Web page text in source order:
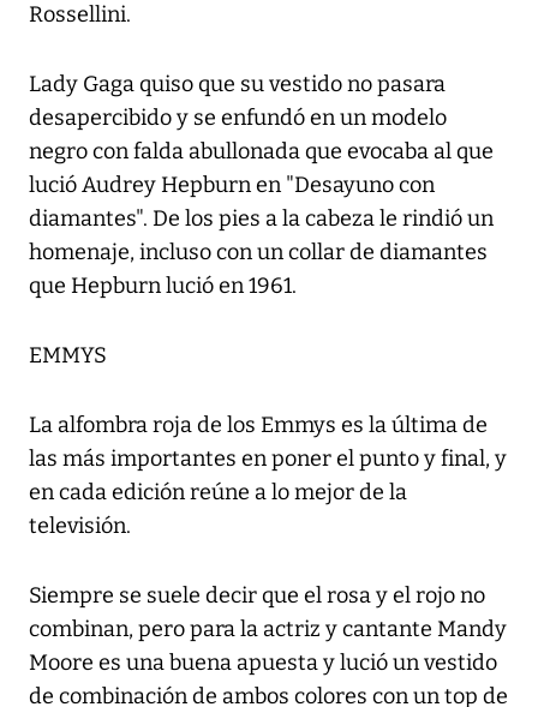
Rossellini.
Lady Gaga quiso que su vestido no pasara
desapercibido y se enfundó en un modelo
negro con falda abullonada que evocaba al que
lució Audrey Hepburn en "Desayuno con
diamantes". De los pies a la cabeza le rindió un
homenaje, incluso con un collar de diamantes
que Hepburn lució en 1961.
EMMYS
La alfombra roja de los Emmys es la última de
las más importantes en poner el punto y final, y
en cada edición reúne a lo mejor de la
televisión.
Siempre se suele decir que el rosa y el rojo no
combinan, pero para la actriz y cantante Mandy
Moore es una buena apuesta y lució un vestido
de combinación de ambos colores con un top de